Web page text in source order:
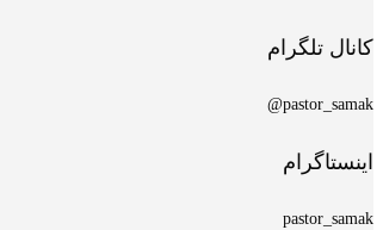
کانال تلگرام
pastor_samak@
اینستاگرام
pastor_samak